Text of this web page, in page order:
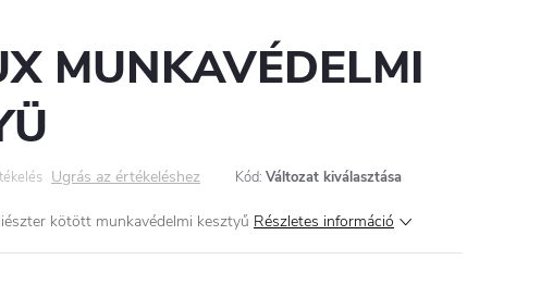
MUNKAVÉDELMI
Ugrás az értékeléshez Kód: Változat kiválasztása
kötött munkavédelmi kesztyű Részletes információ